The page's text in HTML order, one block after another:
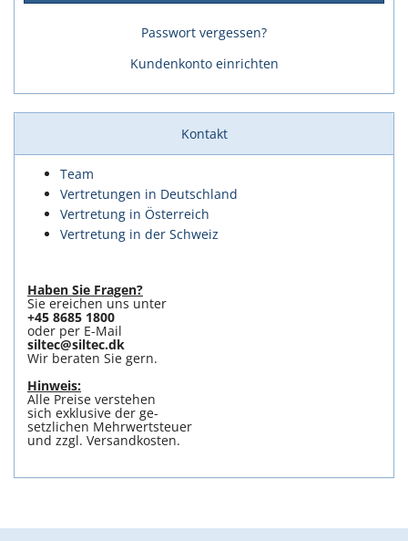
Passwort vergessen?
Kundenkonto einrichten
Kontakt
Team
Vertretungen in Deutschland
Vertretung in Österreich
Vertretung in der Schweiz
Haben Sie Fragen?
Sie ereichen uns unter
+45 8685 1800
oder per E-Mail
siltec@siltec.dk
Wir beraten Sie gern.
Hinweis:
Alle Preise verstehen
sich exklusive der ge-
setzlichen Mehrwertsteuer
und zzgl. Versandkosten.